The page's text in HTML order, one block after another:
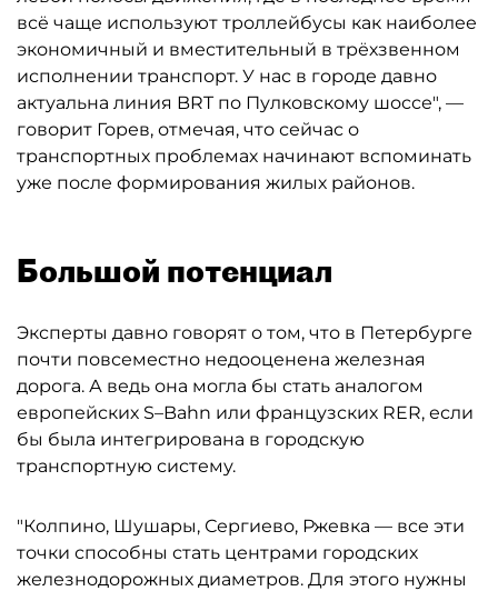
всё чаще используют троллейбусы как наиболее
экономичный и вместительный в трёхзвенном
исполнении транспорт. У нас в городе давно
актуальна линия BRT по Пулковскому шоссе", —
говорит Горев, отмечая, что сейчас о
транспортных проблемах начинают вспоминать
уже после формирования жилых районов.
Большой потенциал
Эксперты давно говорят о том, что в Петербурге
почти повсеместно недооценена железная
дорога. А ведь она могла бы стать аналогом
европейских S–Bahn или французских RER, если
бы была интегрирована в городскую
транспортную систему.
"Колпино, Шушары, Сергиево, Ржевка — все эти
точки способны стать центрами городских
железнодорожных диаметров. Для этого нужны